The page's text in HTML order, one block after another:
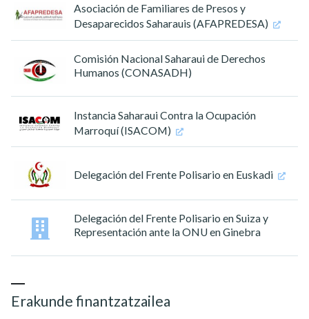
Asociación de Familiares de Presos y
Desaparecidos Saharauis (AFAPREDESA)
Comisión Nacional Saharaui de Derechos
Humanos (CONASADH)
Instancia Saharaui Contra la Ocupación
Marroquí (ISACOM)
Delegación del Frente Polisario en Euskadi
Delegación del Frente Polisario en Suiza y
Representación ante la ONU en Ginebra
Erakunde finantzatzailea